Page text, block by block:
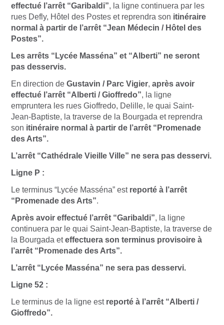
effectué l’arrêt “Garibaldi”, la ligne continuera par les
rues Defly, Hôtel des Postes et reprendra son itinéraire
normal à partir de l’arrêt “Jean Médecin / Hôtel des
Postes”.
Les arrêts “Lycée Masséna” et “Alberti” ne seront
pas desservis.
En direction de Gustavin / Parc Vigier, après avoir
effectué l’arrêt “Alberti / Gioffredo”, la ligne
empruntera les rues Gioffredo, Delille, le quai Saint-
Jean-Baptiste, la traverse de la Bourgada et reprendra
son itinéraire normal à partir de l’arrêt “Promenade
des Arts”.
L’arrêt “Cathédrale Vieille Ville” ne sera pas desservi.
Ligne P :
Le terminus “Lycée Masséna” estreporté à l’arrêt
“Promenade des Arts”.
Après avoir effectué l’arrêt “Garibaldi”, la ligne
continuera par le quai Saint-Jean-Baptiste, la traverse de
la Bourgada eteffectuera son terminus provisoire à
l’arrêt “Promenade des Arts”.
L’arrêt “Lycée Masséna” ne sera pas desservi.
Ligne 52 :
Le terminus de la ligne estreporté à l’arrêt “Alberti /
Gioffredo”.